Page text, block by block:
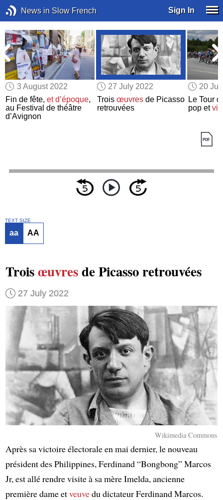
News in Slow French Sign In
3 August 2022
Fin de fête,et d’époque,
au Festival de théâtre
d’Avignon
27 July 2022
Trois œuvresde Picasso
retrouvées
20
Le Tour
pop et
TEXT SIZE
aa AA
Troisœuvresde Picasso retrouvées
27 July 2022
Wikimedia Commons
Après sa victoire électorale en mai dernier, le nouveau
président des Philippines, Ferdinand “Bongbong” Marcos
Jr, est allé rendre visite à sa mère Imelda, ancienne
première dame etveuvedu dictateur Ferdinand Marcos.